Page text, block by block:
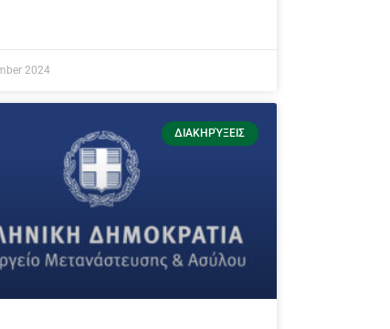
2024
ΔΙΑΚΗΡΎΞΕΙΣ